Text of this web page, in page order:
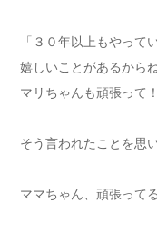
「３０年以上もやって
嬉しいことがあるから
マリちゃんも頑張って！
そう言われたことを思
ママちゃん、頑張って